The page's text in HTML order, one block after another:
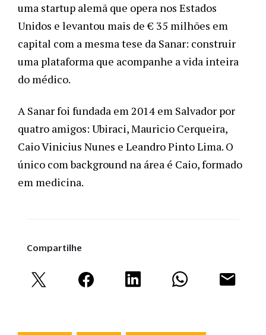
uma startup alemã que opera nos Estados
Unidos e levantou mais de € 35 milhões em
capital com a mesma tese da Sanar: construir
uma plataforma que acompanhe a vida inteira
do médico.
A Sanar foi fundada em 2014 em Salvador por
quatro amigos: Ubiraci, Mauricio Cerqueira,
Caio Vinicius Nunes e Leandro Pinto Lima. O
único com background na área é Caio, formado
em medicina.
Compartilhe